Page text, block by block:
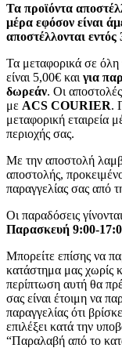
Τα προϊόντα
μέρα εφόσον είναι
αποστέλλονται
Τα μεταφορικά σε όλη
είναι 5,00€ και για
δωρεάν. Οι αποστολές
με ACS COURIER.
μεταφορική εταιρεία
περιοχής σας.
Με την αποστολή
αποστολής,
παραγγελίας σας από
Οι παραδόσεις
Παρασκευή 9:00-
Μπορείτε επίσης να
κατάστημα μας χωρίς
περίπτωση αυτή θα
σας είναι έτοιμη να
παραγγελίας ότι
επιλέξει κατά την
“Παραλαβή από το